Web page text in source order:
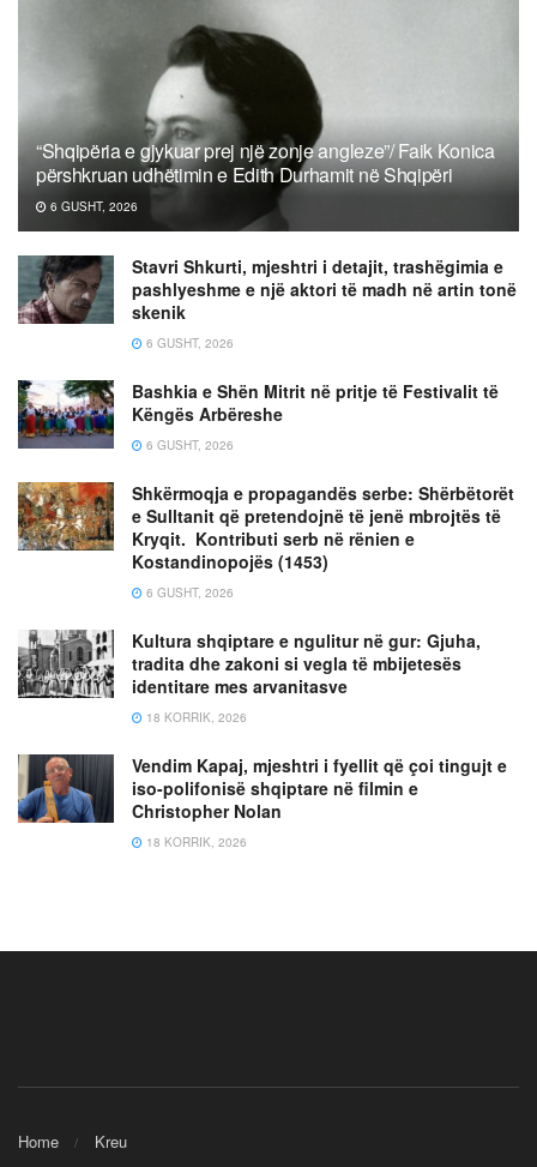
“Shqipëria e gjykuar prej një zonje angleze”/ Faik Konica
përshkruan udhëtimin e Edith Durhamit në Shqipëri
6 GUSHT, 2026
Stavri Shkurti, mjeshtri i detajit, trashëgimia e
pashlyeshme e një aktori të madh në artin tonë
skenik
6 GUSHT, 2026
Bashkia e Shën Mitrit në pritje të Festivalit të
Këngës Arbëreshe
6 GUSHT, 2026
Shkërmoqja e propagandës serbe: Shërbëtorët
e Sulltanit që pretendojnë të jenë mbrojtës të
Kryqit. Kontributi serb në rënien e
Kostandinopojës (1453)
6 GUSHT, 2026
Kultura shqiptare e ngulitur në gur: Gjuha,
tradita dhe zakoni si vegla të mbijetesës
identitare mes arvanitasve
18 KORRIK, 2026
Vendim Kapaj, mjeshtri i fyellit që çoi tingujt e
iso-polifonisë shqiptare në filmin e
Christopher Nolan
18 KORRIK, 2026
Home Kreu